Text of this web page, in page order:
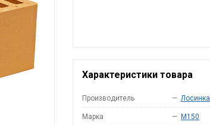
Характеристики товара
Производитель — Лосинка
Марка — M150